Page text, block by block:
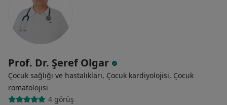
Prof. Dr. Şeref Olgar
Çocuk sağlığı ve hastalıkları, Çocuk kardiyolojisi, Çocuk
romatolojisi
4 görüş